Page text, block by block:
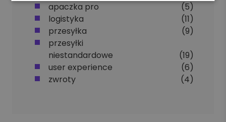
apaczka pro
(5)
logistyka
(11)
przesyłka
(9)
przesyłki
niestandardowe
(19)
user experience
(6)
zwroty
(4)